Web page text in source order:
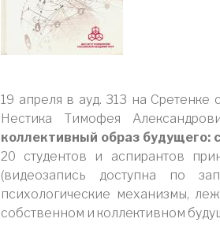
19 апреля в ауд. 313 на Сретенке
Нестика Тимофея
коллективный образ будущего:
20 студентов и аспирантов
(видеозапись доступна по
психологические механизмы,
собственном и коллективном